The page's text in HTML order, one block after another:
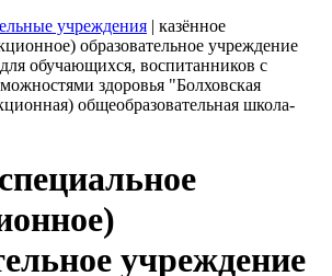
учреждения | казённое
образовательное учреждение
обучающихся, воспитанников с
здоровья "Болховская
общеобразовательная школа-
учреждение